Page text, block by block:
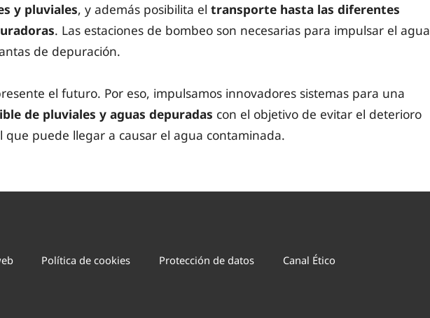
y pluviales, y además posibilita el transporte hasta las diferentes
. Las estaciones de bombeo son necesarias para impulsar el agua
de depuración.
el futuro. Por eso, impulsamos innovadores sistemas para una
de pluviales y aguas depuradas con el objetivo de evitar el deterioro
que puede llegar a causar el agua contaminada.
Política de cookies Protección de datos
Canal Ético